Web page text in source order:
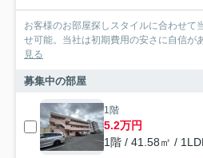
お客様のお部屋探しスタイルに合わせて
せ可能。当社は初期費用の安さに自信が
見る
募集中の部屋
1階
5.2万円
1階 / 41.58㎡ /